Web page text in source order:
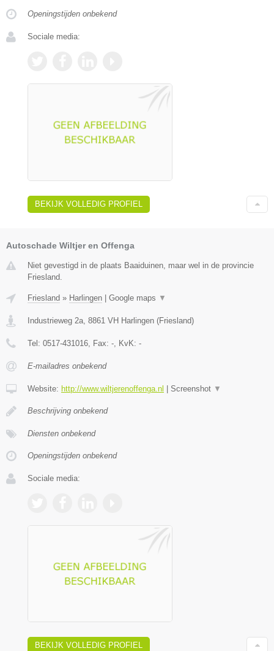
Openingstijden onbekend
Sociale media:
BEKIJK VOLLEDIG PROFIEL
Autoschade Wiltjer en Offenga
Niet gevestigd in de plaats Baaiduinen, maar wel in de provincie
Friesland.
Friesland » Harlingen | Google maps ▼
Industrieweg 2a 8861 VH Harlingen (Friesland)
Tel: 0517-431016 , Fax: - , KvK: -
E-mailadres onbekend
Website: http://www.wiltjerenoffenga.nl | Screenshot ▼
Beschrijving onbekend
Diensten onbekend
Openingstijden onbekend
Sociale media:
BEKIJK VOLLEDIG PROFIEL